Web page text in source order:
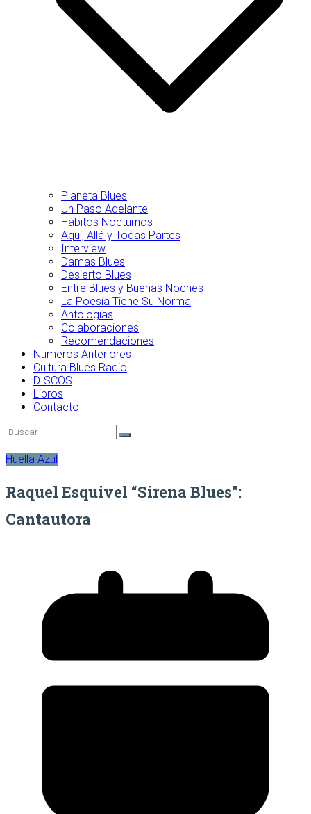
Planeta Blues
Un Paso Adelante
Hábitos Nocturnos
Aquí, Allá y Todas Partes
Interview
Damas Blues
Desierto Blues
Entre Blues y Buenas Noches
La Poesía Tiene Su Norma
Antologías
Colaboraciones
Recomendaciones
Números Anteriores
Cultura Blues Radio
DISCOS
Libros
Contacto
Huella Azul
Raquel Esquivel “Sirena Blues”:
Cantautora